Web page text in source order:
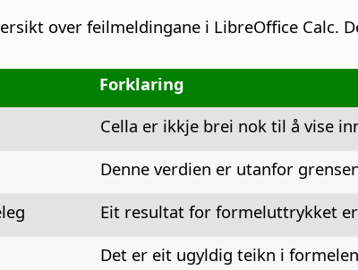
over feilmeldingane i LibreOffice
Forklaring
Cella er ikkje brei nok til å vise
Denne verdien er utanfor
Eit resultat for formeluttrykket
Det er eit ugyldig teikn i